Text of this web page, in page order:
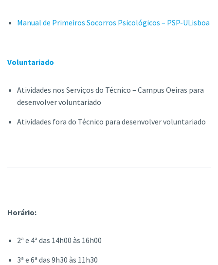
Manual de Primeiros Socorros Psicológicos – PSP-ULisboa
Voluntariado
Atividades nos Serviços do Técnico – Campus Oeiras para
desenvolver voluntariado
Atividades fora do Técnico para desenvolver voluntariado
Horário:
2ª e 4ª das 14h00 às 16h00
3ª e 6ª das 9h30 às 11h30